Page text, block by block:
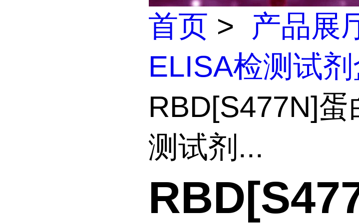
首页 > 产品展
ELISA检测试剂
RBD[S477N]
测试剂...